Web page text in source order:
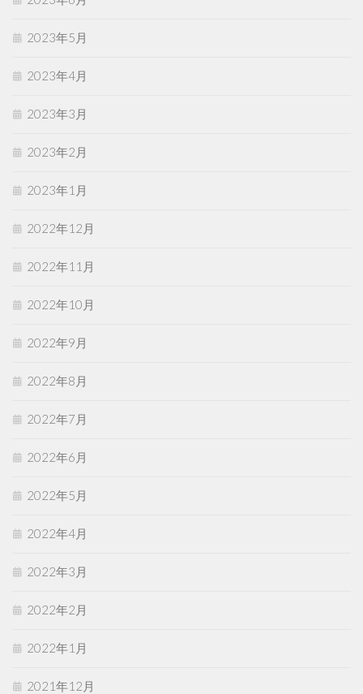
2023年5月
2023年4月
2023年3月
2023年2月
2023年1月
2022年12月
2022年11月
2022年10月
2022年9月
2022年8月
2022年7月
2022年6月
2022年5月
2022年4月
2022年3月
2022年2月
2022年1月
2021年12月